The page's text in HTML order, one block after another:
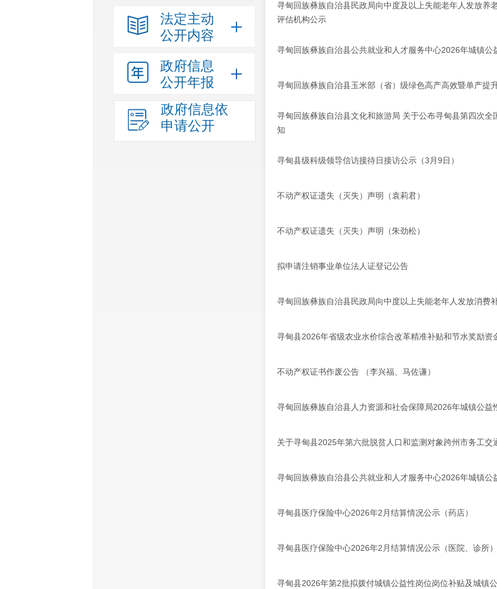
法定主动
公开内容
政府信息
公开年报
政府信息依
申请公开
寻甸回族彝族自治县民政局向中度及以上失能老年人发放养
评估机构公示
寻甸回族彝族自治县公共就业和人才服务中心2026年城镇公
寻甸回族彝族自治县玉米部（省）级绿色高产高效暨单产提
寻甸回族彝族自治县文化和旅游局 关于公布寻甸县第四次
知
寻甸县级科级领导信访接待日接访公示（3月9日）
不动产权证遗失（灭失）声明（袁莉君）
不动产权证遗失（灭失）声明（朱劲松）
拟申请注销事业单位法人证登记公告
寻甸回族彝族自治县民政局向中度以上失能老年人发放消费
寻甸县2026年省级农业水价综合改革精准补贴和节水奖励资
不动产权证书作废公告 （李兴福、马佐谦）
寻甸回族彝族自治县人力资源和社会保障局2026年城镇公益
关于寻甸县2025年第六批脱贫人口和监测对象跨州市务工交
寻甸回族彝族自治县公共就业和人才服务中心2026年城镇公
寻甸县医疗保险中心2026年2月结算情况公示（药店）
寻甸县医疗保险中心2026年2月结算情况公示（医院、诊所）
寻甸县2026年第2批拟拨付城镇公益性岗位岗位补贴及城镇